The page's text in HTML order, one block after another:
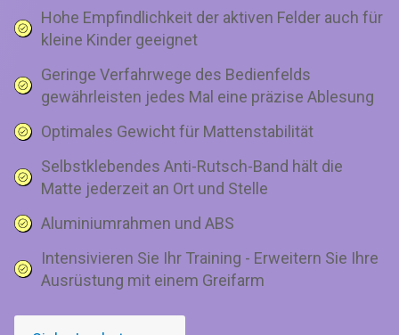
Hohe Empfindlichkeit der aktiven Felder auch für
kleine Kinder geeignet
Geringe Verfahrwege des Bedienfelds
gewährleisten jedes Mal eine präzise Ablesung
Optimales Gewicht für Mattenstabilität
Selbstklebendes Anti-Rutsch-Band hält die
Matte jederzeit an Ort und Stelle
Aluminiumrahmen und ABS
Intensivieren Sie Ihr Training - Erweitern Sie Ihre
Ausrüstung mit einem Greifarm